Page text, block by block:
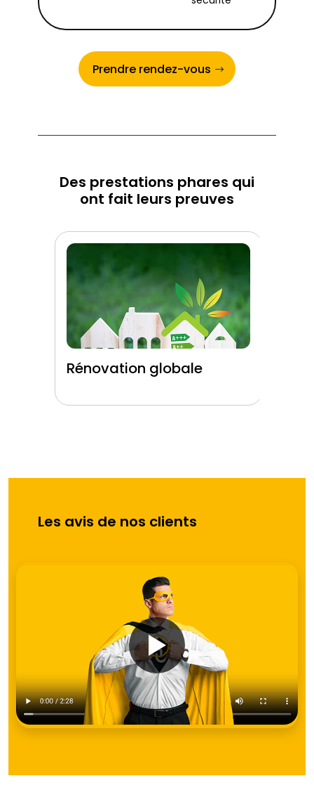
Prendre rendez-vous
Des prestations phares qui
ont fait leurs preuves
Rénovation globale
Les avis de nos clients